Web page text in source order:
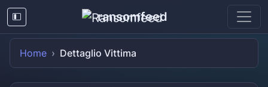
ransomfeed
Home Dettaglio Vittima